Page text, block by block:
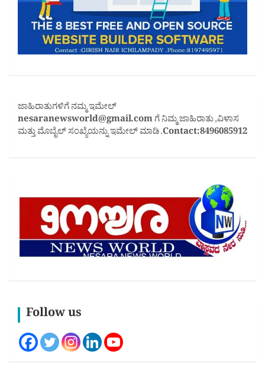
ಜಾಹಿರಾತುಗಳಿಗೆ ನಮ್ಮ ಇಮೇಲ್
nesaranewsworld@gmail.comಗೆ ನಿಮ್ಮ ಜಾಹಿರಾತು ,ವಿಳಾಸ
ಮತ್ತು ಮೊಬೈಲ್ ಸಂಖ್ಯೆಯನ್ನು ಇಮೇಲ್ ಮಾಡಿ .Contact:8496085912
Follow us